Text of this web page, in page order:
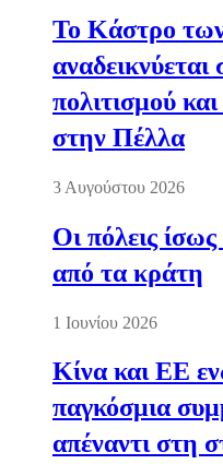
Το Κάστρο
πολιτισμού
στην Πέλλα
3 Αυγούστου 2026
Οι πόλεις
από τα κράτη
1 Ιουνίου 2026
Κίνα και ΕΕ
παγκόσμια
απέναντι στη